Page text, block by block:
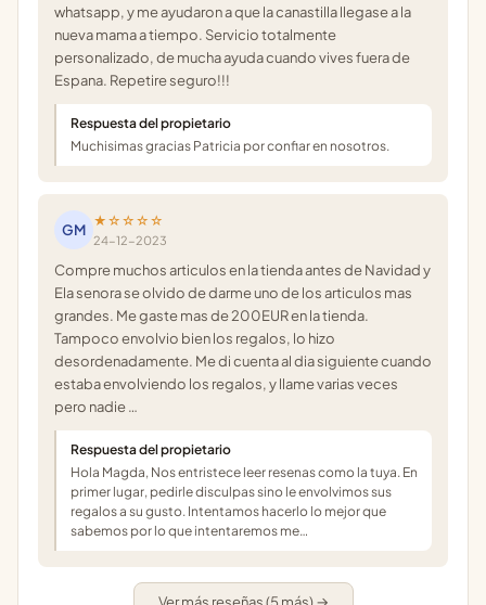
whatsapp, y me ayudaron a que la canastilla llegase a la
nueva mama a tiempo. Servicio totalmente
personalizado, de mucha ayuda cuando vives fuera de
Espana. Repetire seguro!!!
Respuesta del propietario
Muchisimas gracias Patricia por confiar en nosotros.
GM
★☆☆☆☆
24-12-2023
Compre muchos articulos en la tienda antes de Navidad y
Ela senora se olvido de darme uno de los articulos mas
grandes. Me gaste mas de 200EUR en la tienda.
Tampoco envolvio bien los regalos, lo hizo
desordenadamente. Me di cuenta al dia siguiente cuando
estaba envolviendo los regalos, y llame varias veces
pero nadie …
Respuesta del propietario
Hola Magda, Nos entristece leer resenas como la tuya. En
primer lugar, pedirle disculpas sino le envolvimos sus
regalos a su gusto. Intentamos hacerlo lo mejor que
sabemos por lo que intentaremos me…
Ver más reseñas (5 más) →